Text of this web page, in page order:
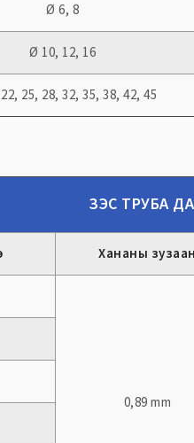
Ø 6, 8
Ø 10, 12, 16
25, 28, 32, 35, 38, 42, 45
ЗЭС ТРУБА
Хананы зузаан
0,89 mm